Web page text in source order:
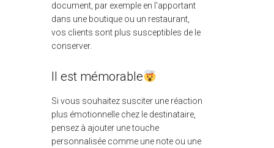
document, par exemple en l'apportant
dans une boutique ou un restaurant,
vos clients sont plus susceptibles de le
conserver.
Il est mémorable
Si vous souhaitez susciter une réaction
plus émotionnelle chez le destinataire,
pensez à ajouter une touche
personnalisée comme une note ou une